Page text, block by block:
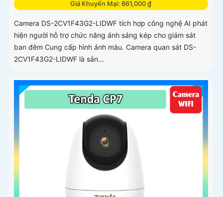
Giá Khuyến Mại: 861,000 ₫
Camera DS-2CV1F43G2-LIDWF tích hợp công nghệ AI phát
hiện người hỗ trợ chức năng ánh sáng kép cho giám sát
ban đêm Cung cấp hình ảnh màu. Camera quan sát DS-
2CV1F43G2-LIDWF là sản...